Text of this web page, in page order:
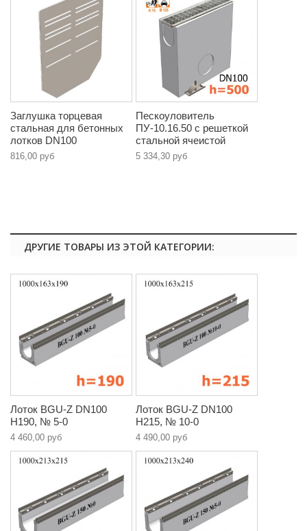
Заглушка торцевая
стальная для бетонных
лотков DN100
816,00 руб
Пескоуловитель
ПУ-10.16.50 с решеткой
стальной ячеистой
5 334,30 руб
ДРУГИЕ ТОВАРЫ ИЗ ЭТОЙ КАТЕГОРИИ:
Лоток BGU-Z DN100
H190, № 5-0
4 460,00 руб
Лоток BGU-Z DN100
H215, № 10-0
4 490,00 руб